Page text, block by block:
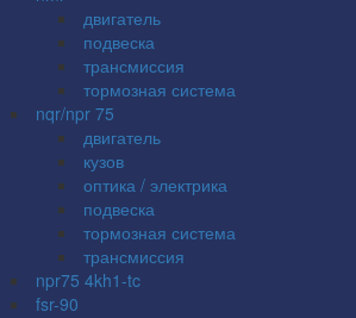
двигатель
подвеска
трансмиссия
тормозная система
nqr/npr 75
двигатель
кузов
оптика / электрика
подвеска
тормозная система
трансмиссия
npr75 4kh1-tc
fsr-90